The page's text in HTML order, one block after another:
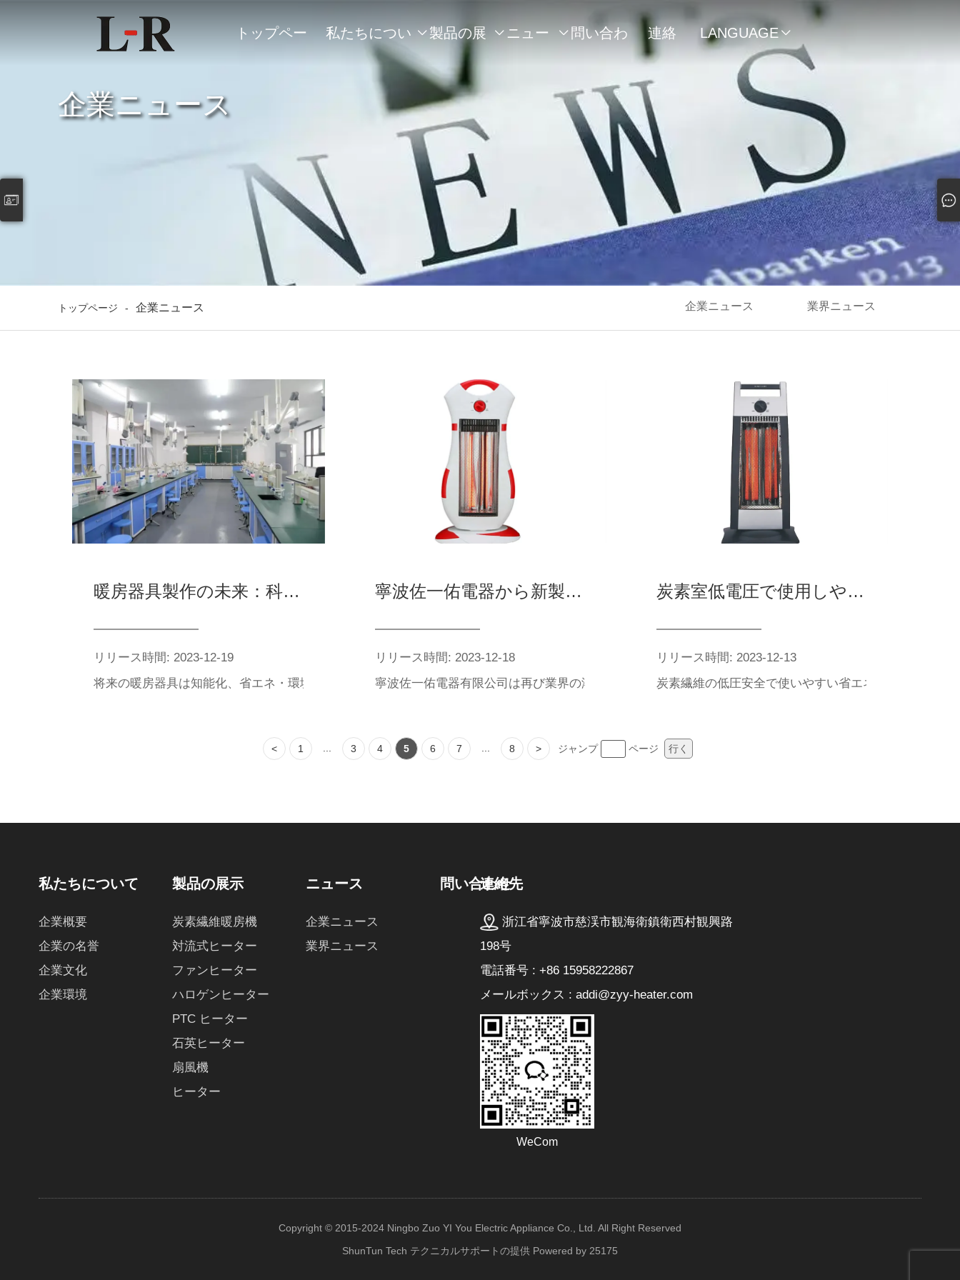
トップペー 私たちについ  製品の展
示
 ニュー  問い合わ 連絡
先
LANGUAGE 
企業ニュース
トップページ - 企業ニュース 企業ニュース 業界ニュース
暖房器具製作の未来：科学技術が生活を温める新時代を後押し
リリース時間: 2023-12-19
将来の暖房器具は知能化、省エネ・環境保護、設計革新などの面で大きな飛躍を実現し、ユーザーにより快適で便利な暖房体験を提供する
寧波佐一佑電器から新製品が登場！炭素室ヒーター低圧で使いやすい
リリース時間: 2023-12-18
寧波佐一佑電器有限公司は再び業界の潮流をリードし、新しい製品――炭素室加熱器を盛大に発売し、そ
炭素室低電圧で使用しやすい省エネ安全炭素吸熱器
リリース時間: 2023-12-13
炭素繊維の低圧安全で使いやすい省エネ炭素ヒータは
< 1 ... 3 4 5 6 7 ... 8 > ジャンプ ページ 行く
私たちについて
企業概要
企業の名誉
企業文化
企業環境
製品の展示
炭素繊維暖房機
対流式ヒーター
ファンヒーター
ハロゲンヒーター
PTC ヒーター
石英ヒーター
扇風機
ヒーター
ニュース
企業ニュース
業界ニュース
問い合わせ
連絡先
浙江省寧波市慈渓市観海衛鎮衛西村観興路
198号
電話番号 : +86 15958222867
メールボックス : addi@zyy-heater.com
WeCom
Copyright © 2015-2024 Ningbo Zuo YI You Electric Appliance Co., Ltd. All Right Reserved
ShunTun Tech テクニカルサポートの提供 Powered by 25175